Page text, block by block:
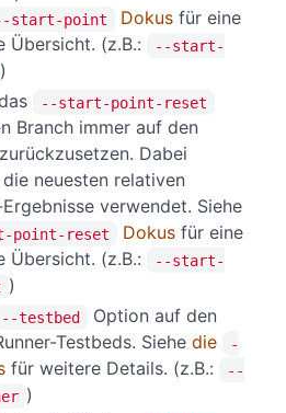
start-point Dokus für eine
Übersicht. (z.B.:
--start-
)
--start-point-reset
Branch immer auf den
Dabei
neuesten relativen
verwendet. Siehe
point-reset Dokus für eine
Übersicht. (z.B.:
--start-
)
--testbed
Option auf den
Testbeds. Siehe die
-
für weitere Details. (z.B.:
--
)